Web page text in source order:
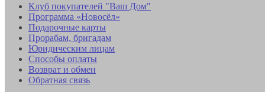
Клуб покупателей "Ваш Дом"
Программа «Новосёл»
Подарочные карты
Прорабам, бригадам
Юридическим лицам
Способы оплаты
Возврат и обмен
Обратная связь